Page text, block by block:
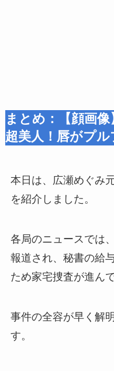
まとめ：【顔画
超美人！唇がプル
本日は、広瀬めぐみ
を紹介しました。
各局のニュースでは
報道され、秘書の給
ため家宅捜査が進ん
事件の全容が早く解
す。